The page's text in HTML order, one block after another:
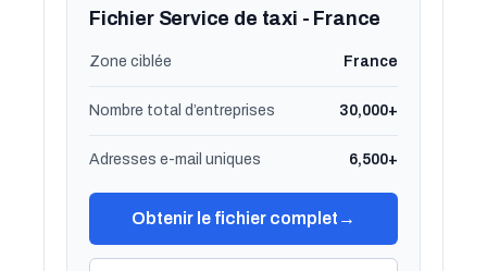
Fichier Service de taxi - France
Zone ciblée France
Nombre total d’entreprises 30,000+
Adresses e-mail uniques 6,500+
Obtenir le fichier complet →